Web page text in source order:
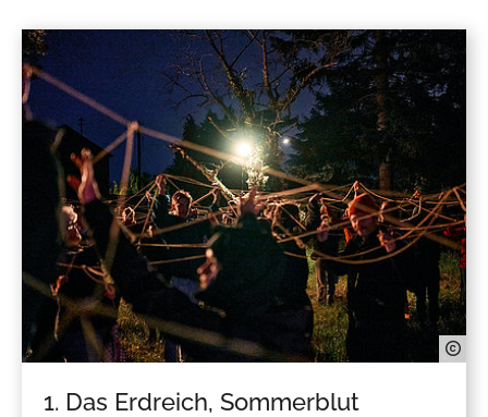
1. Das Erdreich, Sommerblut